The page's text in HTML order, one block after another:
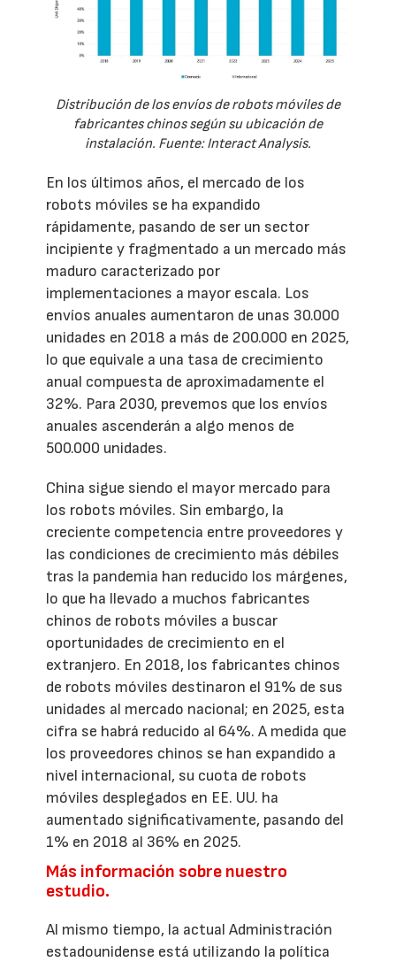
Distribución de los envíos de robots móviles de
fabricantes chinos según su ubicación de
instalación. Fuente: Interact Analysis.
En los últimos años, el mercado de los
robots móviles se ha expandido
rápidamente, pasando de ser un sector
incipiente y fragmentado a un mercado más
maduro caracterizado por
implementaciones a mayor escala. Los
envíos anuales aumentaron de unas 30.000
unidades en 2018 a más de 200.000 en 2025,
lo que equivale a una tasa de crecimiento
anual compuesta de aproximadamente el
32%. Para 2030, prevemos que los envíos
anuales ascenderán a algo menos de
500.000 unidades.
China sigue siendo el mayor mercado para
los robots móviles. Sin embargo, la
creciente competencia entre proveedores y
las condiciones de crecimiento más débiles
tras la pandemia han reducido los márgenes,
lo que ha llevado a muchos fabricantes
chinos de robots móviles a buscar
oportunidades de crecimiento en el
extranjero. En 2018, los fabricantes chinos
de robots móviles destinaron el 91% de sus
unidades al mercado nacional; en 2025, esta
cifra se habrá reducido al 64%. A medida que
los proveedores chinos se han expandido a
nivel internacional, su cuota de robots
móviles desplegados en EE. UU. ha
aumentado significativamente, pasando del
1% en 2018 al 36% en 2025.
Más información sobre nuestro
estudio.
Al mismo tiempo, la actual Administración
estadounidense está utilizando la política